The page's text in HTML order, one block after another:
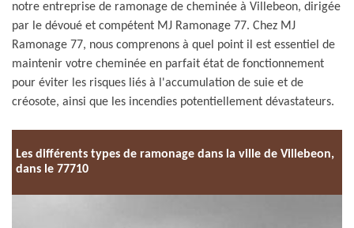
notre entreprise de ramonage de cheminée à Villebeon, dirigée
par le dévoué et compétent MJ Ramonage 77. Chez MJ
Ramonage 77, nous comprenons à quel point il est essentiel de
maintenir votre cheminée en parfait état de fonctionnement
pour éviter les risques liés à l'accumulation de suie et de
créosote, ainsi que les incendies potentiellement dévastateurs.
Les différents types de ramonage dans la ville de Villebeon,
dans le 77710